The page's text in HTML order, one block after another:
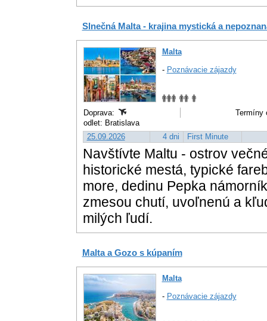
Slnečná Malta - krajina mystická a
Malta
- Poznávacie zájazdy
Doprava:
Termíny
odlet: Bratislava
25.09.2026
4 dni First Minute
Navštívte Maltu - ostrov
historické mestá, typické
more, dedinu Pepka
zmesou chutí, uvoľnenú a
milých ľudí.
Malta a Gozo s kúpaním
Malta
- Poznávacie zájazdy